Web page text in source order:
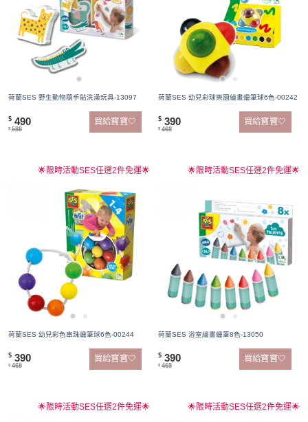
荷蘭SES 野生動物隨手貼洗澡玩具-13097
$ 490
$ 588
買給寶寶🤍
荷蘭SES 幼兒彩球樂園繪畫蠟筆球6色-00242
$ 390
$ 468
買給寶寶🤍
🌟限時活動SES任選2件免運🌟
荷蘭SES 幼兒彩色串珠蠟筆球6色-00244
$ 390
$ 468
買給寶寶🤍
🌟限時活動SES任選2件免運🌟
荷蘭SES 浴室繪畫蠟筆8色-13050
$ 390
$ 468
買給寶寶🤍
🌟限時活動SES任選2件免運🌟 🌟限時活動SES任選2件免運🌟